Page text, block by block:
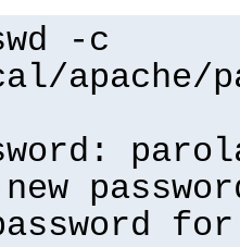
-c
apache/